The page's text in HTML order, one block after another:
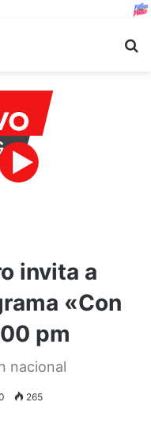
invita a
«Con
pm
nacional
265